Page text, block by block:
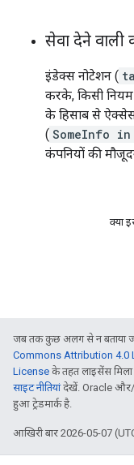
सेवा देने वाली
इंडेक्स नोटेशन (
करके, किसी
के हिसाब से
( SomeInfo
कंपनियों की
क्या
जब तक कुछ अलग से न बताया
Commons Attribution 4.0
License के तहत लाइसेंस मिला
साइट नीतियांदेखें. Oracle और/
हुआ ट्रेडमार्क है.
आखिरी बार 2026-05-07